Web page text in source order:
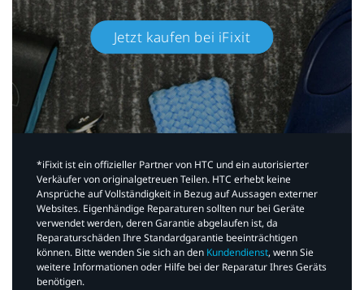
Jetzt kaufen bei iFixit​
*iFixit ist ein offizieller Partner von HTC und ein autorisierter
Verkäufer von originalgetreuen Teilen. HTC erhebt keine
Ansprüche auf Vollständigkeit in Bezug auf Aussagen externer
Websites. Eigenhändige Reparaturen sollten nur bei Geräte
verwendet werden, deren Garantie abgelaufen ist, da
Reparaturschäden Ihre Standardgarantie beeinträchtigen
können. Bitte wenden Sie sich an den Kundendienst, wenn Sie
weitere Informationen oder Hilfe bei der Reparatur Ihres Geräts
benötigen.​